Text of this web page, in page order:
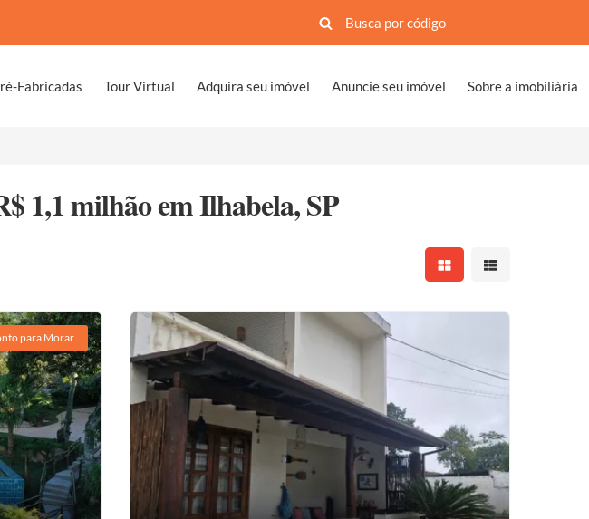
Fabricadas Tour Virtual Adquira seu imóvel Anuncie seu imóvel Sobre a imobiliária
1,1 milhão em Ilhabela, SP
Mostrar resultados em
Mostrar
para Morar